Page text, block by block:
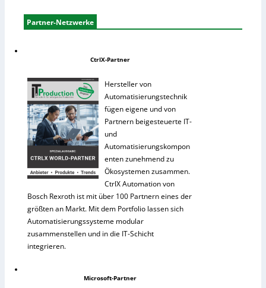
Partner-Netzwerke
CtrlX-Partner
Hersteller von
Automatisierungstechnik
fügen eigene und von
Partnern beigesteuerte IT-
und
Automatisierungskompon
enten zunehmend zu
Ökosystemen zusammen.
CtrlX Automation von
Bosch Rexroth ist mit über 100 Partnern eines der
größten an Markt. Mit dem Portfolio lassen sich
Automatisierungssysteme modular
zusammenstellen und in die IT-Schicht
integrieren.
Microsoft-Partner